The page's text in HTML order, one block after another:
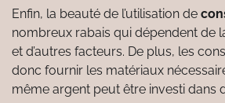
Enfin, la beauté de l’utilisation de
nombreux rabais qui dépendent de
et d’autres facteurs. De plus, les
donc fournir les matériaux
même argent peut être investi dans